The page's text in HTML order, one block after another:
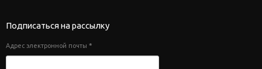
Подписаться на рассылку
Адрес электронной почты *